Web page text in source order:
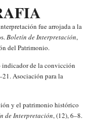
fue arrojada a la
Boletín de Interpretación,
del Patrimonio.
de la convicción
Asociación para la
y el patrimonio histórico
de Interpretación, (12), 6–8.